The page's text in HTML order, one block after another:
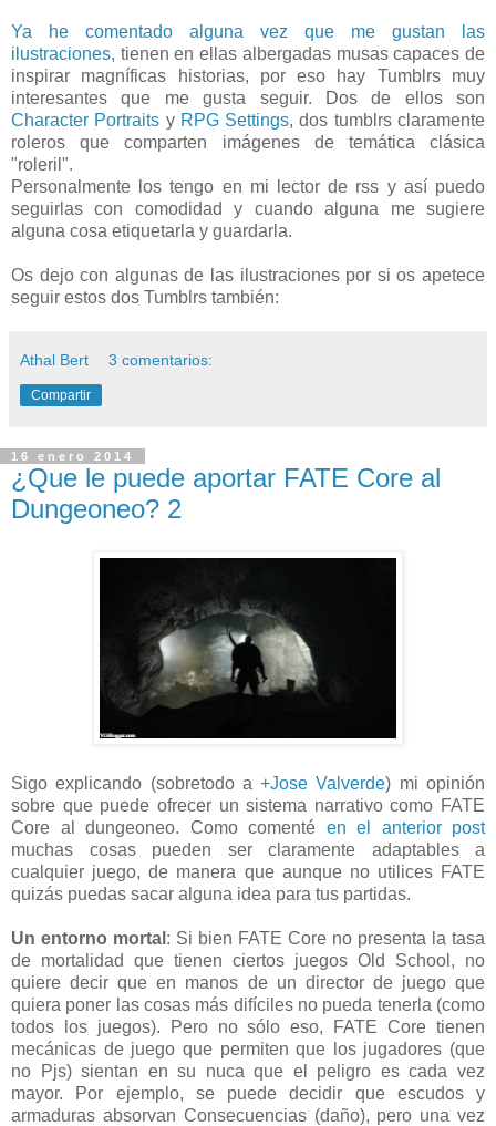
Ya he comentado alguna vez que me gustan las
ilustraciones, tienen en ellas albergadas musas capaces de
inspirar magníficas historias, por eso hay Tumblrs muy
interesantes que me gusta seguir. Dos de ellos son
Character Portraits y RPG Settings, dos tumblrs claramente
roleros que comparten imágenes de temática clásica
"roleril".
Personalmente los tengo en mi lector de rss y así puedo
seguirlas con comodidad y cuando alguna me sugiere
alguna cosa etiquetarla y guardarla.
Os dejo con algunas de las ilustraciones por si os apetece
seguir estos dos Tumblrs también:
Athal Bert 3 comentarios:
Compartir
16 enero 2014
¿Que le puede aportar FATE Core al
Dungeoneo? 2
Sigo explicando (sobretodo a+Jose Valverde) mi opinión
sobre que puede ofrecer un sistema narrativo como FATE
Core al dungeoneo. Como comenté en el anterior post
muchas cosas pueden ser claramente adaptables a
cualquier juego, de manera que aunque no utilices FATE
quizás puedas sacar alguna idea para tus partidas.
Un entorno mortal : Si bien FATE Core no presenta la tasa
de mortalidad que tienen ciertos juegos Old School, no
quiere decir que en manos de un director de juego que
quiera poner las cosas más difíciles no pueda tenerla (como
todos los juegos). Pero no sólo eso, FATE Core tienen
mecánicas de juego que permiten que los jugadores (que
no Pjs) sientan en su nuca que el peligro es cada vez
mayor. Por ejemplo, se puede decidir que escudos y
armaduras absorvan Consecuencias (daño), pero una vez